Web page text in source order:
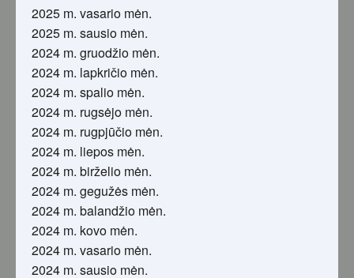
2025 m. vasario mėn.
2025 m. sausio mėn.
2024 m. gruodžio mėn.
2024 m. lapkričio mėn.
2024 m. spalio mėn.
2024 m. rugsėjo mėn.
2024 m. rugpjūčio mėn.
2024 m. liepos mėn.
2024 m. birželio mėn.
2024 m. gegužės mėn.
2024 m. balandžio mėn.
2024 m. kovo mėn.
2024 m. vasario mėn.
2024 m. sausio mėn.